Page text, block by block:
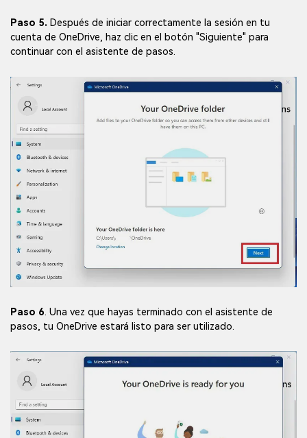
Paso 5. Después de iniciar correctamente la sesión en tu
cuenta de OneDrive, haz clic en el botón "Siguiente" para
continuar con el asistente de pasos.
Paso 6. Una vez que hayas terminado con el asistente de
pasos, tu OneDrive estará listo para ser utilizado.